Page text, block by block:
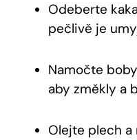
Odeberte
pečlivě je
Namočte
aby změkly a
Olejte plech‍ a